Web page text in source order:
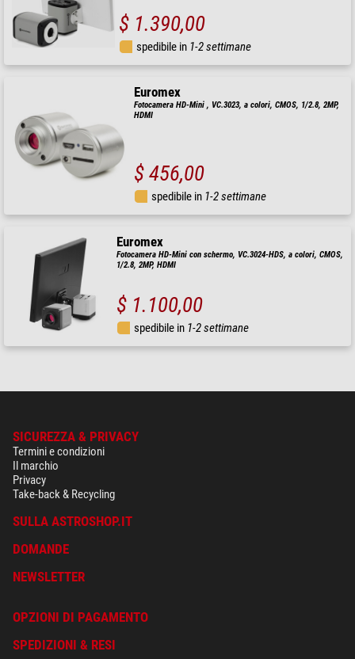
$ 1.390,00
spedibile in 1-2 settimane
Euromex
Fotocamera HD-Mini , VC.3023, a colori, CMOS, 1/2.8, 2MP,
HDMI
$ 456,00
spedibile in 1-2 settimane
Euromex
Fotocamera HD-Mini con schermo, VC.3024-HDS, a colori, CMOS,
1/2.8, 2MP, HDMI
$ 1.100,00
spedibile in 1-2 settimane
SICUREZZA & PRIVACY
Termini e condizioni
Il marchio
Privacy
Take-back & Recycling
SULLA ASTROSHOP.IT
DOMANDE
NEWSLETTER
OPZIONI DI PAGAMENTO
SPEDIZIONI & RESI